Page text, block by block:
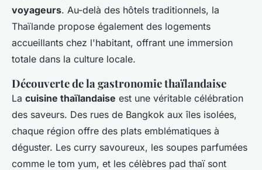
voyageurs. Au-delà des hôtels traditionnels, la
Thaïlande propose également des logements
accueillants chez l'habitant, offrant une immersion
totale dans la culture locale.
Découverte de la gastronomie thaïlandaise
La cuisine thaïlandaise est une véritable célébration
des saveurs. Des rues de Bangkok aux îles isolées,
chaque région offre des plats emblématiques à
déguster. Les curry savoureux, les soupes parfumées
comme le tom yum, et les célèbres pad thaï sont